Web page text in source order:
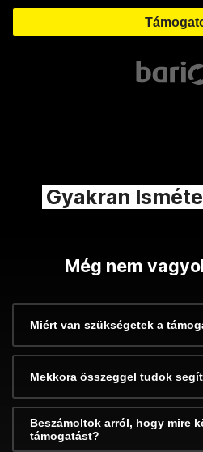
Gyakran
Még nem
Miért van szükségetek a
Mekkora összeggel tudok
Beszámoltok arról, hogy mire
támogatást?